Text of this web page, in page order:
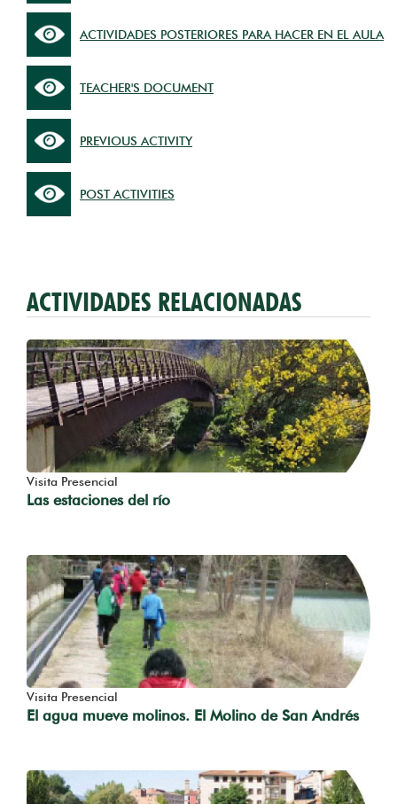
ACTIVIDADES POSTERIORES PARA HACER EN EL AULA
TEACHER'S DOCUMENT
PREVIOUS ACTIVITY
POST ACTIVITIES
ACTIVIDADES RELACIONADAS
Visita Presencial
Las estaciones del río
Visita Presencial
El agua mueve molinos. El Molino de San Andrés